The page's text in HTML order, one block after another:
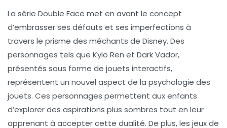
La série Double Face met en avant le concept
d’embrasser ses défauts et ses imperfections à
travers le prisme des méchants de Disney. Des
personnages tels que Kylo Ren et Dark Vador,
présentés sous forme de jouets interactifs,
représentent un nouvel aspect de la psychologie des
jouets. Ces personnages permettent aux enfants
d’explorer des aspirations plus sombres tout en leur
apprenant à accepter cette dualité. De plus, les jeux de